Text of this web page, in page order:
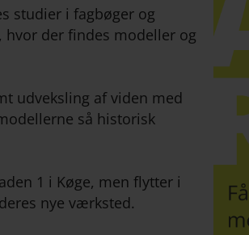
studier i fagbøger og
der findes modeller og
udveksling af viden med
så historisk
1 i Køge, men flytter i
nye værksted.